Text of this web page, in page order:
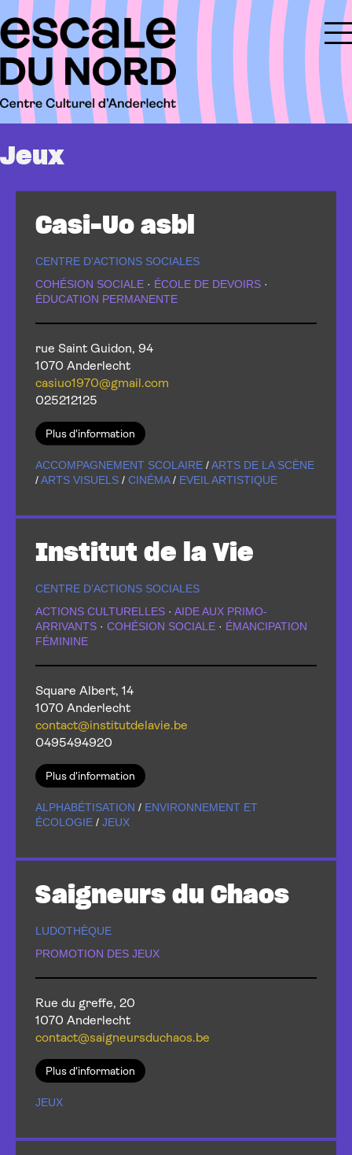
Jeux
Casi-Uo asbl
CENTRE D’ACTIONS SOCIALES
COHÉSION SOCIALE · ÉCOLE DE DEVOIRS ·
ÉDUCATION PERMANENTE
rue Saint Guidon, 94
1070 Anderlecht
casiuo1970@gmail.com
025212125
Plus d'information
ACCOMPAGNEMENT SCOLAIRE /ARTS DE LA SCÈNE
/ARTS VISUELS / CINÉMA/ EVEIL ARTISTIQUE
Institut de la Vie
CENTRE D’ACTIONS SOCIALES
ACTIONS CULTURELLES · AIDE AUX PRIMO-
ARRIVANTS · COHÉSION SOCIALE · ÉMANCIPATION
FÉMININE
Square Albert, 14
1070 Anderlecht
contact@institutdelavie.be
0495494920
Plus d'information
ALPHABÉTISATION / ENVIRONNEMENT ET
ÉCOLOGIE / JEUX
Saigneurs du Chaos
LUDOTHÈQUE
PROMOTION DES JEUX
Rue du greffe, 20
1070 Anderlecht
contact@saigneursduchaos.be
Plus d'information
JEUX